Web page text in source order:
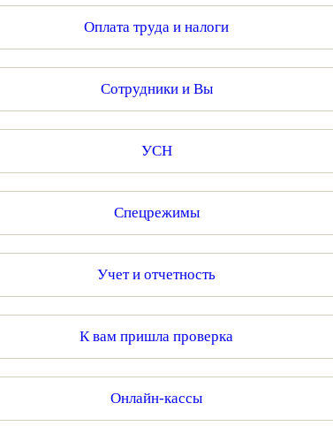
Оплата труда и налоги
Сотрудники и Вы
УСН
Спецрежимы
Учет и отчетность
К вам пришла проверка
Онлайн-кассы